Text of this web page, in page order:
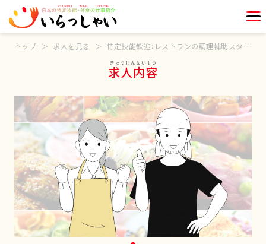
トップ 求人を見る 特定技能歓迎：レストランの調理補助スタッフ
求人内容